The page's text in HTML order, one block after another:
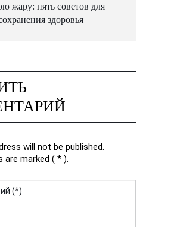
жару: пять советов для
здоровья
will not be published.
are marked ( * ).